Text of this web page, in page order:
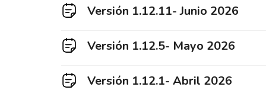
Versión 1.12.11- Junio 2026
Versión 1.12.5- Mayo 2026
Versión 1.12.1- Abril 2026